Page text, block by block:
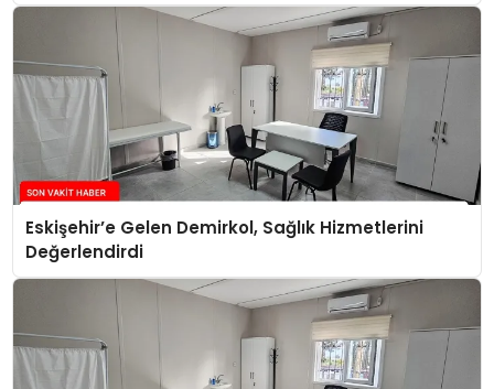
Eskişehir’e Gelen Demirkol, Sağlık Hizmetlerini
Değerlendirdi